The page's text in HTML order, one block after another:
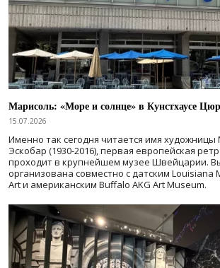
Марисоль: «Море и солнце» в Кунстхаусе
15.07.2026
Именно так сегодня читается имя
Эскобар (1930-2016), первая европейская
проходит в крупнейшем музее Швейцарии.
организована совместно с датским Louisiana
Art и американским Buffalo AKG Art Museum.